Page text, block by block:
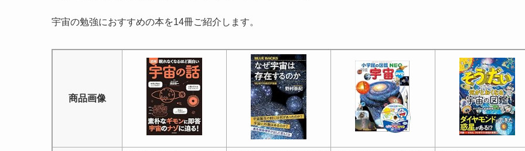
宇宙の勉強におすすめの本を14冊ご紹介します。
商品画像